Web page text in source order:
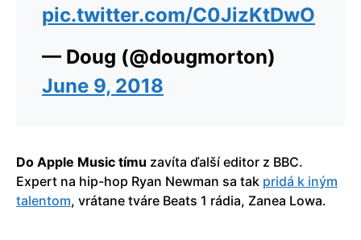
pic.twitter.com/C0JizKtDwO
— Doug (@dougmorton)
June 9, 2018
Do Apple Music tímu zavíta ďalší editor z BBC.
Expert na hip-hop Ryan Newman sa tak pridá k iným
talentom, vrátane tváre Beats 1 rádia, Zanea Lowa.